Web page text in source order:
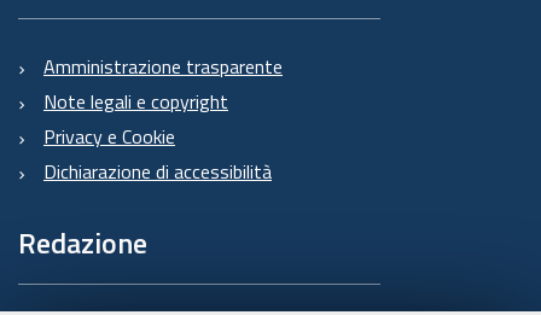
Amministrazione trasparente
Note legali e copyright
Privacy e Cookie
Dichiarazione di accessibilità
Redazione